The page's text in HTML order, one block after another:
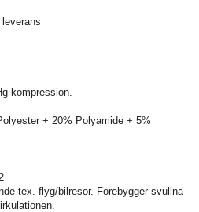
kompression.
+ 20% Polyamide + 5%
tex. flyg/bilresor. Förebygger svullna